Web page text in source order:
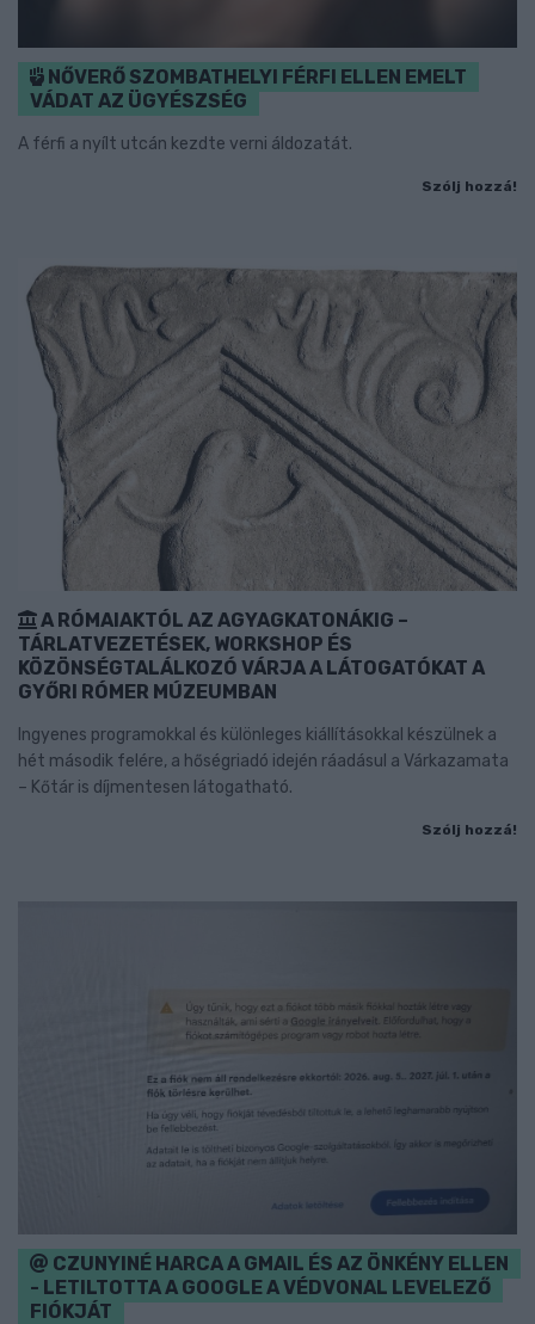
NŐVERŐ SZOMBATHELYI FÉRFI ELLEN EMELT
VÁDAT AZ ÜGYÉSZSÉG
A férfi a nyílt utcán kezdte verni áldozatát.
Szólj hozzá!
A RÓMAIAKTÓL AZ AGYAGKATONÁKIG –
TÁRLATVEZETÉSEK, WORKSHOP ÉS
KÖZÖNSÉGTALÁLKOZÓ VÁRJA A LÁTOGATÓKAT A
GYŐRI RÓMER MÚZEUMBAN
Ingyenes programokkal és különleges kiállításokkal készülnek a
hét második felére, a hőségriadó idején ráadásul a Várkazamata
– Kőtár is díjmentesen látogatható.
Szólj hozzá!
CZUNYINÉ HARCA A GMAIL ÉS AZ ÖNKÉNY ELLEN
- LETILTOTTA A GOOGLE A VÉDVONAL LEVELEZŐ
FIÓKJÁT